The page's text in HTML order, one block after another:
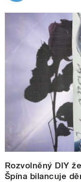
Rozvolněný DIY
Špína bilancuje